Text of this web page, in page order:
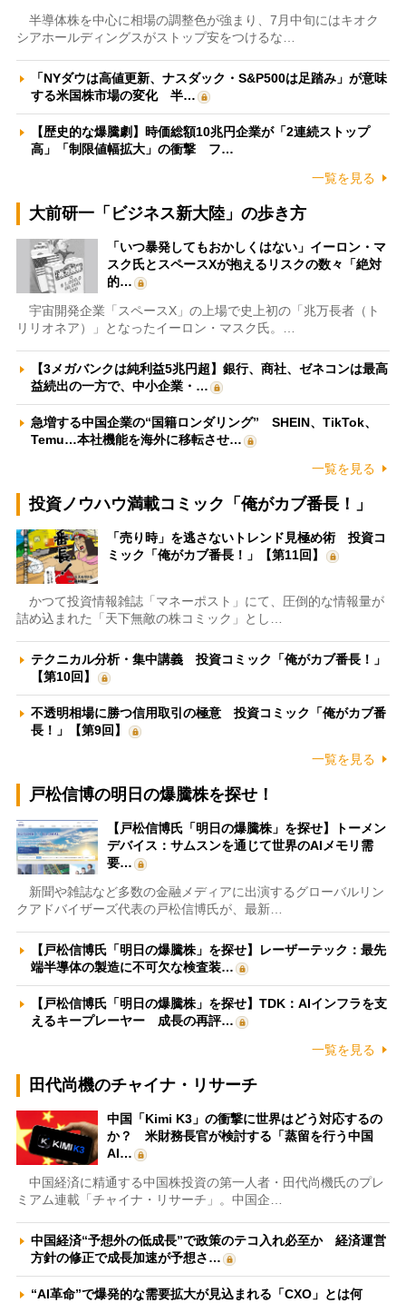
半導体株を中心に相場の調整色が強まり、7月中旬にはキオク
シアホールディングスがストップ安をつけるな…
「NYダウは高値更新、ナスダック・S&P500は足踏み」が意味
する米国株市場の変化 半…
【歴史的な爆騰劇】時価総額10兆円企業が「2連続ストップ
高」「制限値幅拡大」の衝撃 フ…
一覧を見る
大前研一「ビジネス新大陸」の歩き方
「いつ暴発してもおかしくはない」イーロン・マ
スク氏とスペースXが抱えるリスクの数々「絶対
的…
宇宙開発企業「スペースX」の上場で史上初の「兆万長者（ト
リリオネア）」となったイーロン・マスク氏。…
【3メガバンクは純利益5兆円超】銀行、商社、ゼネコンは最高
益続出の一方で、中小企業・…
急増する中国企業の“国籍ロンダリング” SHEIN、TikTok、
Temu…本社機能を海外に移転させ…
一覧を見る
投資ノウハウ満載コミック「俺がカブ番長！」
「売り時」を逃さないトレンド見極め術 投資コ
ミック「俺がカブ番長！」【第11回】
かつて投資情報雑誌「マネーポスト」にて、圧倒的な情報量が
詰め込まれた「天下無敵の株コミック」とし…
テクニカル分析・集中講義 投資コミック「俺がカブ番長！」
【第10回】
不透明相場に勝つ信用取引の極意 投資コミック「俺がカブ番
長！」【第9回】
一覧を見る
戸松信博の明日の爆騰株を探せ！
【戸松信博氏「明日の爆騰株」を探せ】トーメン
デバイス：サムスンを通じて世界のAIメモリ需
要…
新聞や雑誌など多数の金融メディアに出演するグローバルリン
クアドバイザーズ代表の戸松信博氏が、最新…
【戸松信博氏「明日の爆騰株」を探せ】レーザーテック：最先
端半導体の製造に不可欠な検査装…
【戸松信博氏「明日の爆騰株」を探せ】TDK：AIインフラを支
えるキープレーヤー 成長の再評…
一覧を見る
田代尚機のチャイナ・リサーチ
中国「Kimi K3」の衝撃に世界はどう対応するの
か？ 米財務長官が検討する「蒸留を行う中国
AI…
中国経済に精通する中国株投資の第一人者・田代尚機氏のプレ
ミアム連載「チャイナ・リサーチ」。中国企…
中国経済“予想外の低成長”で政策のテコ入れ必至か 経済運営
方針の修正で成長加速が予想さ…
“AI革命”で爆発的な需要拡大が見込まれる「CXO」とは何